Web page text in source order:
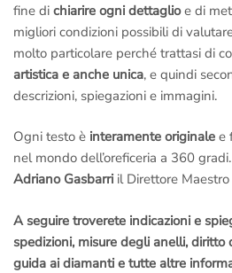
fine di chiarire ogni dettaglioe di
migliori condizioni possibili di
molto particolare perché trattasi di
artistica e anche unica, e quindi
descrizioni, spiegazioni e immagini.
Ogni testo è interamente originale e
nel mondo dell’oreficeria a 360
Adriano Gasbarri il Direttore
A seguire troverete indicazioni e
spedizioni, misure degli anelli, diritto
guida ai diamanti e tutte altre